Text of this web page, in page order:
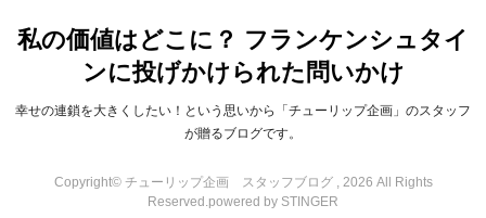
私の価値はどこに？ フランケンシュタイ
ンに投げかけられた問いかけ
幸せの連鎖を大きくしたい！という思いから「チューリップ企画」のスタッフ
が贈るブログです。
Copyright© チューリップ企画 スタッフブログ , 2026 All Rights
Reserved. powered by STINGER